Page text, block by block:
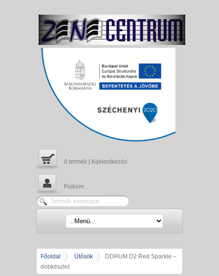
0 termék Kijelentkezés
Fiókom
Főoldal Ütősök
DDRUM D2 Red Sparkle –
dobkészlet